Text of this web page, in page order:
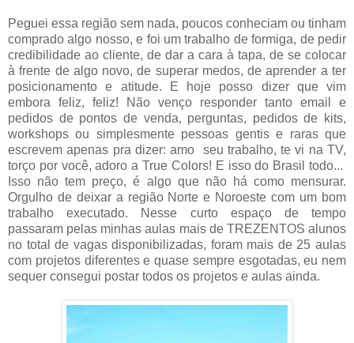
Peguei essa região sem nada, poucos conheciam ou tinham
comprado algo nosso, e foi um trabalho de formiga, de pedir
credibilidade ao cliente, de dar a cara à tapa, de se colocar
à frente de algo novo, de superar medos, de aprender a ter
posicionamento e atitude. E hoje posso dizer que vim
embora feliz, feliz! Não venço responder tanto email e
pedidos de pontos de venda, perguntas, pedidos de kits,
workshops ou simplesmente pessoas gentis e raras que
escrevem apenas pra dizer: amo seu trabalho, te vi na TV,
torço por você, adoro a True Colors! E isso do Brasil todo...
Isso não tem preço, é algo que não há como mensurar.
Orgulho de deixar a região Norte e Noroeste com um bom
trabalho executado. Nesse curto espaço de tempo
passaram pelas minhas aulas mais de TREZENTOS alunos
no total de vagas disponibilizadas, foram mais de 25 aulas
com projetos diferentes e quase sempre esgotadas, eu nem
sequer consegui postar todos os projetos e aulas ainda.